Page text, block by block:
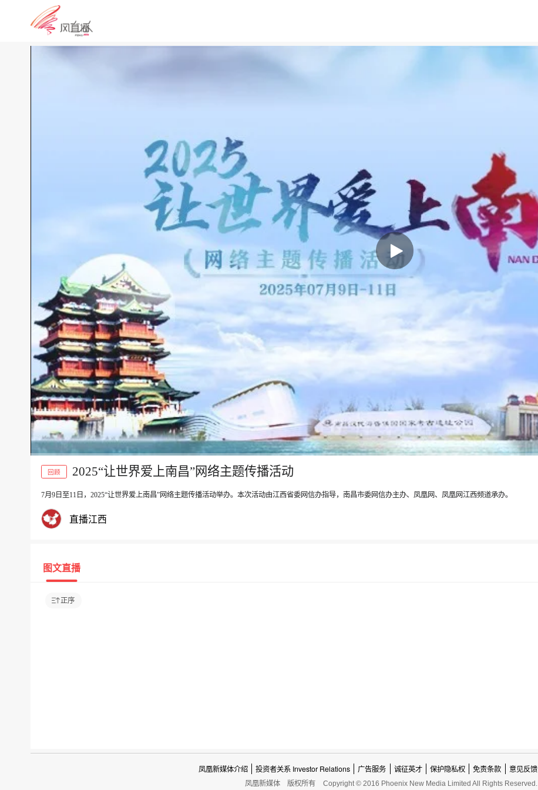
00:00
回顾 2025“让世界爱上南昌”网络主题传播活动
7月9日至11日，2025“让世界爱上南昌”网络主题传播活动举办。本次活动由江西省委网信办指导，南昌市委网信办主办、凤凰网、凤凰网江西频道承办。
直播江西
图文直播
正序
凤凰新媒体介绍 投资者关系 Investor Relations 广告服务 诚征英才 保护隐私权 免责条款 意见反馈
凤凰新媒体 版权所有 Copyright © 2016 Phoenix New Media Limited All Rights Reserved.